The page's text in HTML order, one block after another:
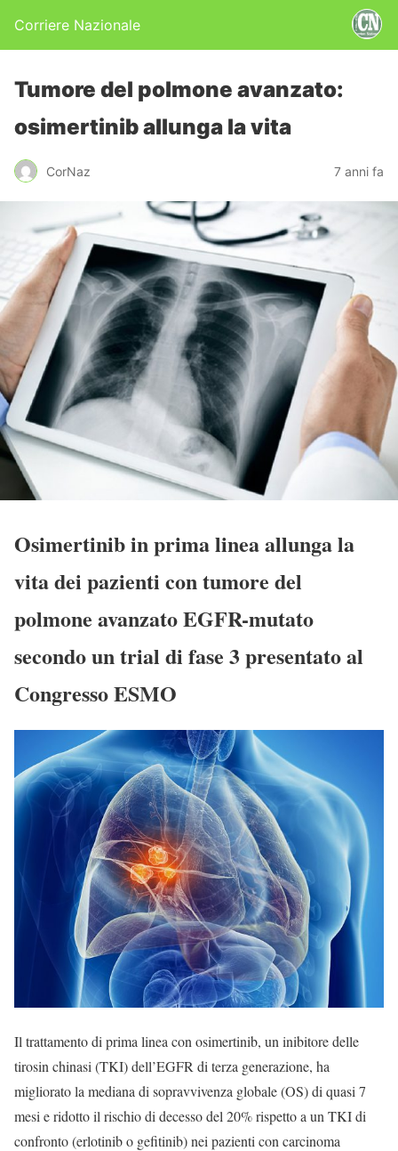
Corriere Nazionale
Tumore del polmone avanzato:
osimertinib allunga la vita
CorNaz 7 anni fa
Osimertinib in prima linea allunga la
vita dei pazienti con tumore del
polmone avanzato EGFR-mutato
secondo un trial di fase 3 presentato al
Congresso ESMO
Il trattamento di prima linea con osimertinib, un inibitore delle
tirosin chinasi (TKI) dell’EGFR di terza generazione, ha
migliorato la mediana di sopravvivenza globale (OS) di quasi 7
mesi e ridotto il rischio di decesso del 20% rispetto a un TKI di
confronto (erlotinib o gefitinib) nei pazienti con carcinoma